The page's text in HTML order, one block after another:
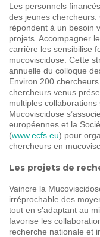
Les personnels
des jeunes
répondent à un besoin
projets. Accompagner
carrière les sensibilise
mucoviscidose. Cette
annuelle du colloque
Environ 200
chercheurs venus
multiples collaborations
Mucoviscidose
européennes et la
(www.ecfs.eu) pour
chercheurs en
Les projets de
Vaincre la
irréprochable des
tout en s’adaptant au
favorise les
recherche nationale et